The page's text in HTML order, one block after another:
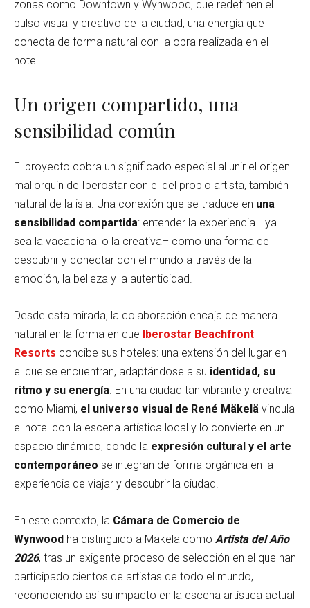
zonas como Downtown y Wynwood, que redefinen el
pulso visual y creativo de la ciudad, una energía que
conecta de forma natural con la obra realizada en el
hotel.
Un origen compartido, una
sensibilidad común
El proyecto cobra un significado especial al unir el origen
mallorquín de Iberostar con el del propio artista, también
natural de la isla. Una conexión que se traduce en una
sensibilidad compartida: entender la experiencia –ya
sea la vacacional o la creativa– como una forma de
descubrir y conectar con el mundo a través de la
emoción, la belleza y la autenticidad.
Desde esta mirada, la colaboración encaja de manera
natural en la forma en que
Iberostar Beachfront
Resorts concibe sus hoteles: una extensión del lugar en
el que se encuentran, adaptándose a su identidad, su
ritmo y su energía. En una ciudad tan vibrante y creativa
como Miami, el universo visual de René Mäkelä vincula
el hotel con la escena artística local y lo convierte en un
espacio dinámico, donde la expresión cultural y el arte
contemporáneo se integran de forma orgánica en la
experiencia de viajar y descubrir la ciudad.
En este contexto, la Cámara de Comercio de
Wynwood ha distinguido a Mäkelä como Artista del Año
2026, tras un exigente proceso de selección en el que han
participado cientos de artistas de todo el mundo,
reconociendo así su impacto en la escena artística actual